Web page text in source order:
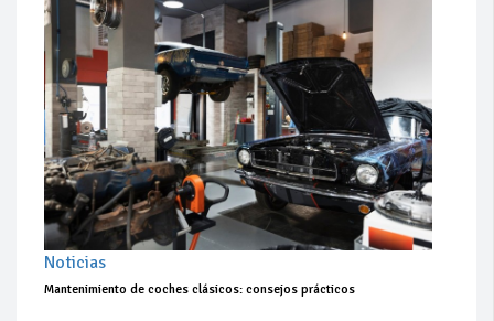
Noticias
Mantenimiento de coches clásicos: consejos prácticos